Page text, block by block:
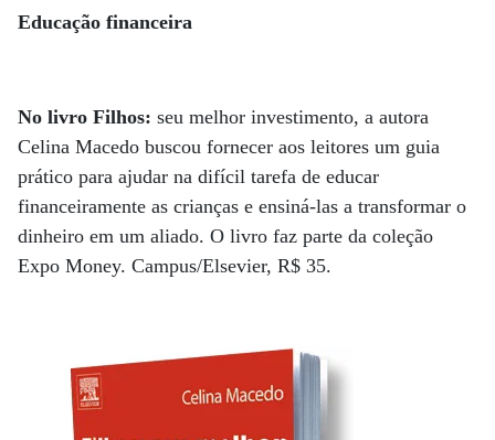
Educação financeira
No livro Filhos: seu melhor investimento, a autora
Celina Macedo buscou fornecer aos leitores um guia
prático para ajudar na difícil tarefa de educar
financeiramente as crianças e ensiná-las a transformar o
dinheiro em um aliado. O livro faz parte da coleção
Expo Money. Campus/Elsevier, R$ 35.